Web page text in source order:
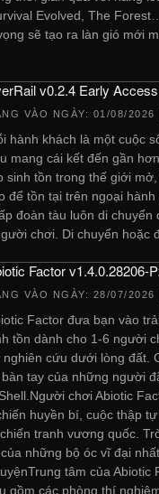
Evolved, The
sẽ tạo ra làn gió mới
v0.2.4 Early Access
VÀO NGÀY: 01/08/2026
hành khách là một cuộc
mang cái kết đến gần
sinh tồn trong thế giới
để tồn tại trên ngoại hành
đoàn tàu luôn di chuyển
chơi. Di chuyển hoặc
Factor v1.4.0.28206-
VÀO NGÀY: 28/07/2026
Factor đưa bạn vào
tồn dành cho 1-6 người
nghiên cứu dưới lòng đất.
tay của những người
chơi Abiotic
huyền bí, cuộc thập
tranh vương quốc.
những bộ óc vĩ đại
tâm của Abiotic
gồm các phòng thí